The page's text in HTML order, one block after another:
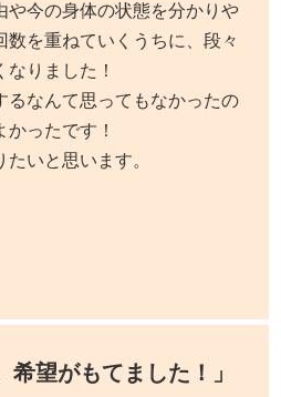
や今の身体の状態を分かりや
を重ねていくうちに、段々
りました！
るなんて思ってもなかったの
ったです！
いと思います。
希望がもてました！」